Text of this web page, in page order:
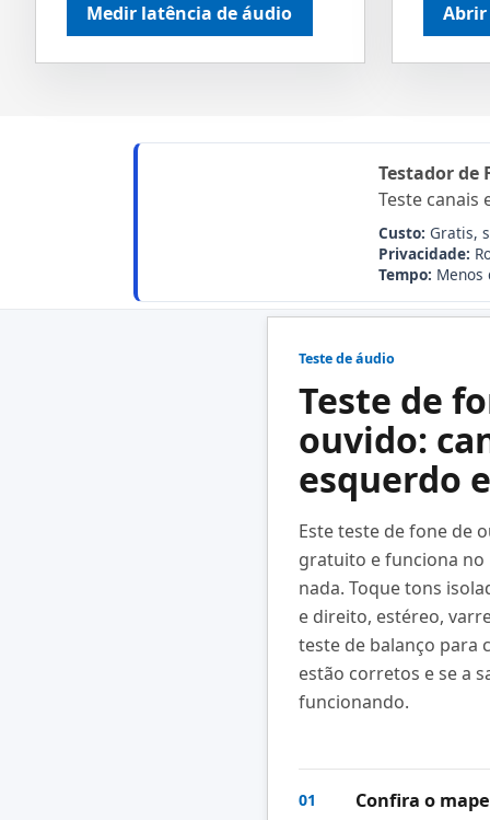
Medir latência de áudio
Testador de
Teste canais
Custo: Gratis,
Privacidade:
Tempo: Menos
Teste de áudio
Teste de
ouvido:
esquerdo
Este teste de fone de
gratuito e funciona no
nada. Toque tons
e direito, estéreo,
teste de balanço para
estão corretos e se a
funcionando.
01 Confira o